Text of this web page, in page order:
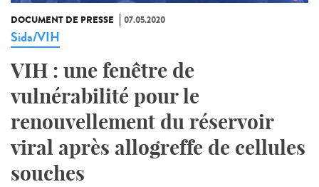
DOCUMENT DE PRESSE 07.05.2020
Sida/VIH
VIH : une fenêtre de
vulnérabilité pour le
renouvellement du réservoir
viral après allogreffe de cellules
souches